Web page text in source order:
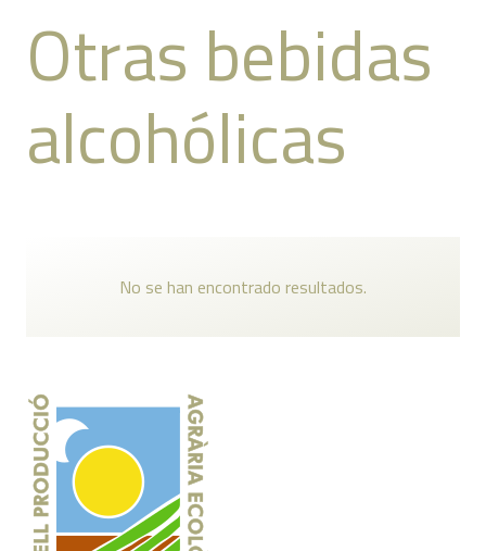
Otras bebidas
alcohólicas
No se han encontrado resultados.